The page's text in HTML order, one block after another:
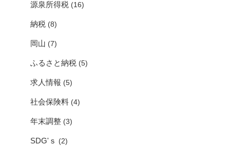
源泉所得税 (16)
納税 (8)
岡山 (7)
ふるさと納税 (5)
求人情報 (5)
社会保険料 (4)
年末調整 (3)
SDG'ｓ (2)